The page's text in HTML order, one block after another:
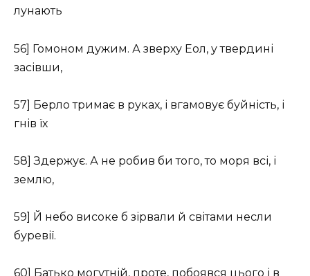
лунають
56] Гомоном дужим. А зверху Еол, у твердині
засівши,
57] Берло тримає в руках, і вгамовує буйність, і
гнів їх
58] Здержує. А не робив би того, то моря всі, і
землю,
59] Й небо високе б зірвали й світами несли
буревії.
60] Батько могутній, проте, побоявся цього і в